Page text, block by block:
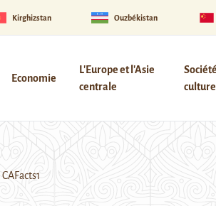
Kirghizstan Ouzbékistan
Economie
L'Europe et l'Asie
centrale
CAFacts1